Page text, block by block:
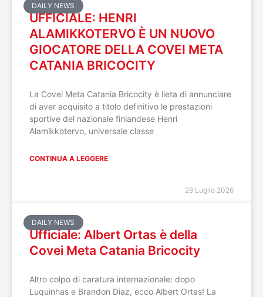
DAILY NEWS
UFFICIALE: HENRI
ALAMIKKOTERVO È UN NUOVO
GIOCATORE DELLA COVEI META
CATANIA BRICOCITY
La Covei Meta Catania Bricocity è lieta di annunciare
di aver acquisito a titolo definitivo le prestazioni
sportive del nazionale finlandese Henri
Alamikkotervo, universale classe
CONTINUA A LEGGERE
29 Luglio 2026
DAILY NEWS
Ufficiale: Albert Ortas è della
Covei Meta Catania Bricocity
Altro colpo di caratura internazionale: dopo
Luquinhas e Brandon Diaz, ecco Albert Ortas! La